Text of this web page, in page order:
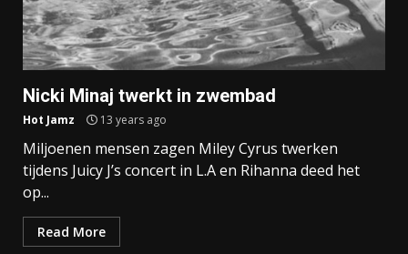
Nicki Minaj twerkt in zwembad
Hot Jamz 13 years ago
Miljoenen mensen zagen Miley Cyrus twerken
tijdens Juicy J’s concert in L.A en Rihanna deed het
op...
Read More